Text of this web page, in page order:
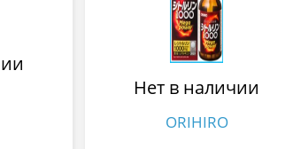
Нет в наличии
ORIHIRO